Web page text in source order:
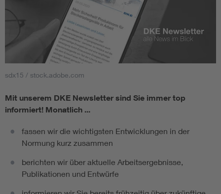
sdx15 / stock.adobe.com
Mit unserem DKE Newsletter sind Sie immer top
informiert! Monatlich ...
fassen wir die wichtigsten Entwicklungen in der
Normung kurz zusammen
berichten wir über aktuelle Arbeitsergebnisse,
Publikationen und Entwürfe